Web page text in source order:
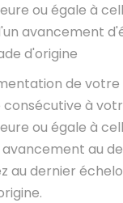
ou égale à
avancement
d'origine
de
consécutive à
ou égale à
au
au dernier